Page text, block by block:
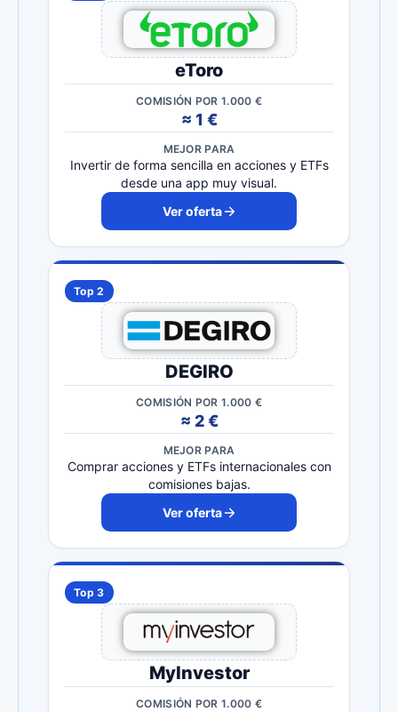
eToro
COMISIÓN POR 1.000 €
≈ 1 €
MEJOR PARA
Invertir de forma sencilla en acciones y ETFs
desde una app muy visual.
Ver oferta
Top 2
DEGIRO
COMISIÓN POR 1.000 €
≈ 2 €
MEJOR PARA
Comprar acciones y ETFs internacionales con
comisiones bajas.
Ver oferta
Top 3
MyInvestor
COMISIÓN POR 1.000 €